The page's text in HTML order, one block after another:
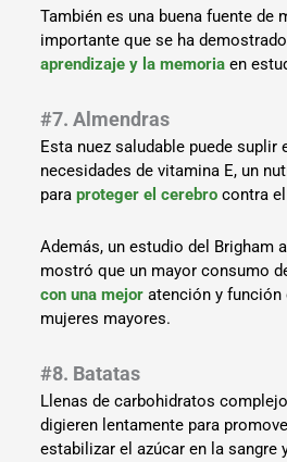
También es una buena fuente de
importante que se ha
aprendizaje y la memoria en
#7. Almendras
Esta nuez saludable puede suplir
necesidades de vitamina E, un
paraproteger el cerebro contra
Además, un estudio del Brigham
mostró que un mayor consumo
con una mejor atención y función
mujeres mayores.
#8. Batatas
Llenas de carbohidratos
digieren lentamente para
estabilizar el azúcar en la sangre